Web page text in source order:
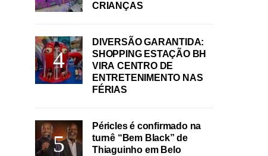
CRIANÇAS
DIVERSÃO GARANTIDA:
SHOPPING ESTAÇÃO BH
VIRA CENTRO DE
ENTRETENIMENTO NAS
FÉRIAS
Péricles é confirmado na
turnê “Bem Black” de
Thiaguinho em Belo